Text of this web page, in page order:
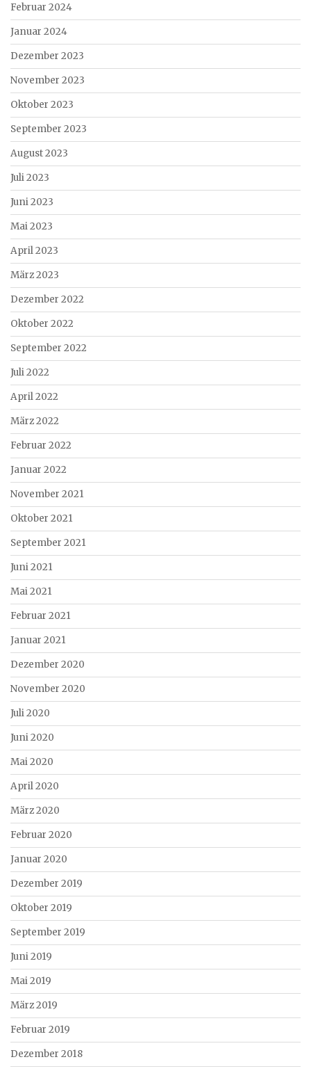
Februar 2024
Januar 2024
Dezember 2023
November 2023
Oktober 2023
September 2023
August 2023
Juli 2023
Juni 2023
Mai 2023
April 2023
März 2023
Dezember 2022
Oktober 2022
September 2022
Juli 2022
April 2022
März 2022
Februar 2022
Januar 2022
November 2021
Oktober 2021
September 2021
Juni 2021
Mai 2021
Februar 2021
Januar 2021
Dezember 2020
November 2020
Juli 2020
Juni 2020
Mai 2020
April 2020
März 2020
Februar 2020
Januar 2020
Dezember 2019
Oktober 2019
September 2019
Juni 2019
Mai 2019
März 2019
Februar 2019
Dezember 2018